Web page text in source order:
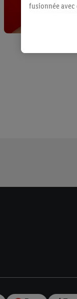
arguments
fusionnée
vous avez
l’achat)
plusieurs